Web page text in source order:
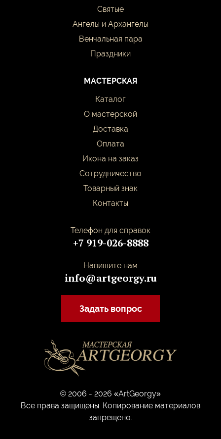
© 2006 - 2026 «ArtGeorgy»
Все права защищены. Копирование материалов
запрещено.
Святые
Ангелы и Архангелы
Венчальная пара
Праздники
МАСТЕРСКАЯ
Каталог
О мастерской
Доставка
Оплата
Икона на заказ
Сотрудничество
Товарный знак
Контакты
Телефон для справок
+7 919-026-8888
Напишите нам
info@artgeorgy.ru
Задать вопрос